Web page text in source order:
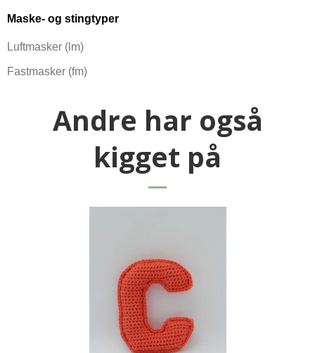
Maske- og stingtyper
Luftmasker (lm)
Fastmasker (fm)
Andre har også
kigget på